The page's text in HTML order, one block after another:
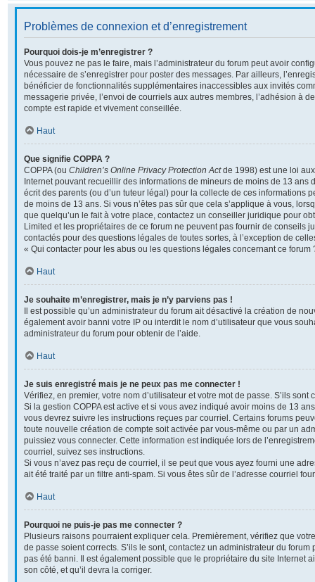
Problèmes de connexion et d’enregistrement
Pourquoi dois-je m’enregistrer ?
Vous pouvez ne pas le faire, mais l’administrateur du forum peut avoir
nécessaire de s’enregistrer pour poster des messages. Par ailleurs,
bénéficier de fonctionnalités supplémentaires inaccessibles aux invités
messagerie privée, l’envoi de courriels aux autres membres, l’adhésion à
compte est rapide et vivement conseillée.
Haut
Que signifie COPPA ?
COPPA (ou Children’s Online Privacy Protection Actde 1998) est une loi
Internet pouvant recueillir des informations de mineurs de moins de 13 ans
écrit des parents (ou d’un tuteur légal) pour la collecte de ces informations
de moins de 13 ans. Si vous n’êtes pas sûr que cela s’applique à vous,
que quelqu’un le fait à votre place, contactez un conseiller juridique pour
Limited et les propriétaires de ce forum ne peuvent pas fournir de conseils
contactés pour des questions légales de toutes sortes, à l’exception de
« Qui contacter pour les abus ou les questions légales concernant ce forum
Haut
Je souhaite m’enregistrer, mais je n’y parviens pas !
Il est possible qu’un administrateur du forum ait désactivé la création de
également avoir banni votre IP ou interdit le nom d’utilisateur que vous
administrateur du forum pour obtenir de l’aide.
Haut
Je suis enregistré mais je ne peux pas me connecter !
Vérifiez, en premier, votre nom d’utilisateur et votre mot de passe. S’ils sont
Si la gestion COPPA est active et si vous avez indiqué avoir moins de 13
vous devrez suivre les instructions reçues par courriel. Certains forums
toute nouvelle création de compte soit activée par vous-même ou par un
puissiez vous connecter. Cette information est indiquée lors de
courriel, suivez ses instructions.
Si vous n’avez pas reçu de courriel, il se peut que vous ayez fourni une
ait été traité par un filtre anti-spam. Si vous êtes sûr de l’adresse courriel
Haut
Pourquoi ne puis-je pas me connecter ?
Plusieurs raisons pourraient expliquer cela. Premièrement, vérifiez que
de passe soient corrects. S’ils le sont, contactez un administrateur du forum
pas été banni. Il est également possible que le propriétaire du site Internet
son côté, et qu’il devra la corriger.